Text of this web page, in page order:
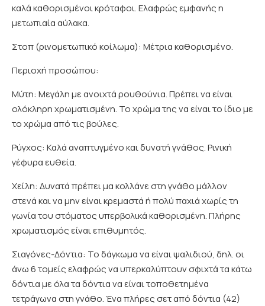
καλά καθορισμένοι κρόταφοι. Ελαφρώς εμφανής η
μετωπιαία αύλακα.
Στοπ (ρινομετωπικό κοίλωμα): Μέτρια καθορισμένο.
Περιοχή προσώπου:
Μύτη: Μεγάλη με ανοιχτά ρουθούνια. Πρέπει να είναι
ολόκληρη χρωματισμένη. Το χρώμα της να είναι το ίδιο με
το χρώμα από τις βούλες.
Ρύγχος: Καλά αναπτυγμένο και δυνατή γνάθος. Ρινική
γέφυρα ευθεία.
Χείλη: Δυνατά πρέπει μα κολλάνε στη γνάθο μάλλον
στενά και να μην είναι κρεμαστά ή πολύ παχιά χωρίς τη
γωνία του στόματος υπερβολικά καθορισμένη. Πλήρης
χρωματισμός είναι επιθυμητός.
Σιαγόνες-Δόντια: Το δάγκωμα να είναι ψαλιδιού, δηλ. οι
άνω 6 τομείς ελαφρώς να υπερκαλύπτουν σφιχτά τα κάτω
δόντια με όλα τα δόντια να είναι τοποθετημένα
τετράγωνα στη γνάθο. Ένα πλήρες σετ από δόντια (42)